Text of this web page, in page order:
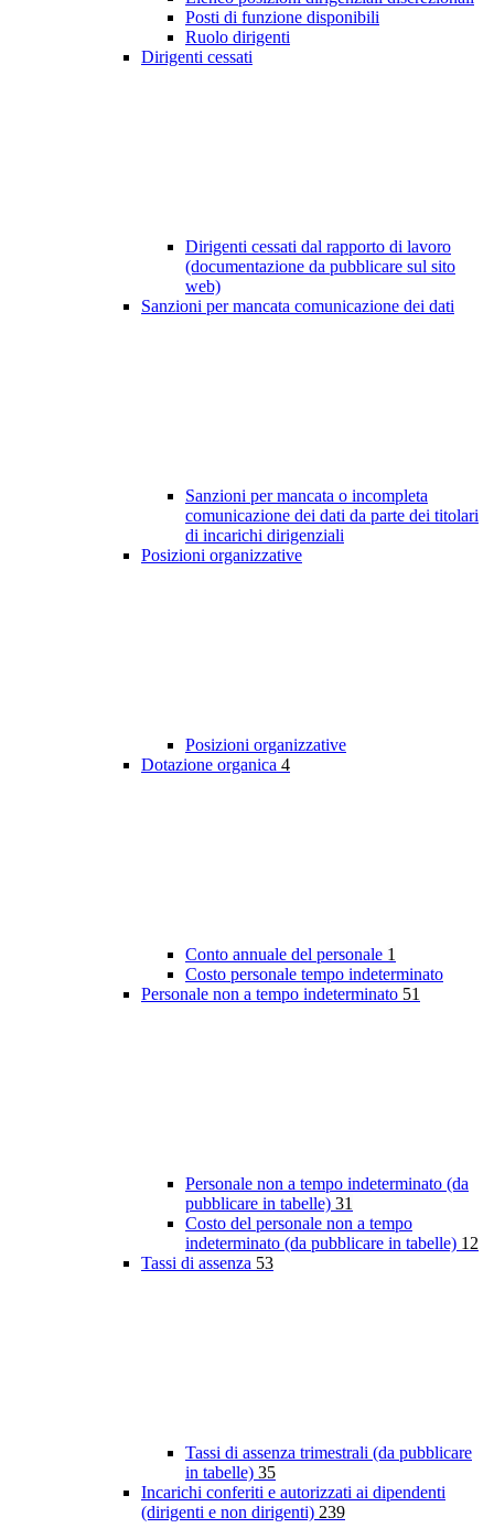
Posti di funzione disponibili
Ruolo dirigenti
Dirigenti cessati
Dirigenti cessati dal rapporto di lavoro
(documentazione da pubblicare sul sito
web)
Sanzioni per mancata comunicazione dei dati
Sanzioni per mancata o incompleta
comunicazione dei dati da parte dei titolari
di incarichi dirigenziali
Posizioni organizzative
Posizioni organizzative
Dotazione organica 4
Conto annuale del personale 1
Costo personale tempo indeterminato
Personale non a tempo indeterminato 51
Personale non a tempo indeterminato (da
pubblicare in tabelle) 31
Costo del personale non a tempo
indeterminato (da pubblicare in tabelle) 12
Tassi di assenza 53
Tassi di assenza trimestrali (da pubblicare
in tabelle) 35
Incarichi conferiti e autorizzati ai dipendenti
(dirigenti e non dirigenti) 239